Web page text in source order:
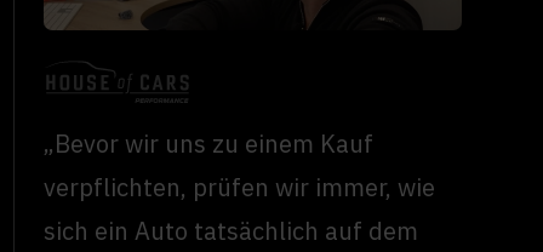
„Bevor wir uns zu einem Kauf
verpflichten, prüfen wir immer, wie
sich ein Auto tatsächlich auf dem